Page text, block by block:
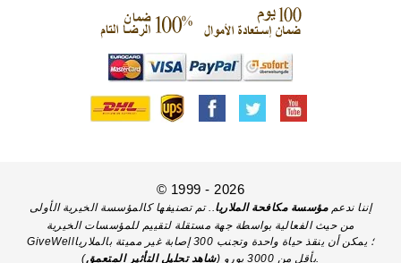
© 1999 - 2026
إننا ندعممؤسسة مكافحة الملاريا.. تم تصنيفها كالمؤسسة الخيرية الأولى
من حيث الفعالية بواسطة جهة مستقلة لتقييم للمؤسسات الخيرية
GiveWell؛ يمكن أن ينقذ حياة واحدة وتجنب 300 إصابة غير مميتة بالملاريا
بأقل من 3000 يورو (
شاهد تحليل التأثير المتعمق ).